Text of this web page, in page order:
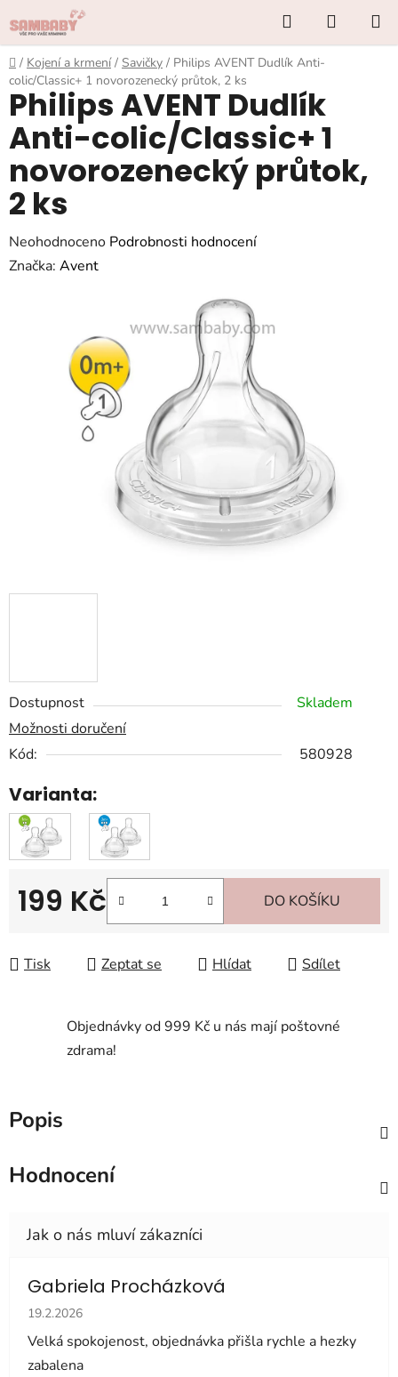
na
obsah
Hledat
KOŠÍK
Domů
/ Kojení a krmení / Savičky / Philips AVENT Dudlík Anti-
colic/Classic+ 1 novorozenecký průtok, 2 ks
Dostupnost
Skladem
Možnosti doručení
Kód:
580928
Varianta:
199 Kč DO KOŠÍKU
Tisk Zeptat se Hlídat Sdílet
Philips AVENT Dudlík
Anti-colic/Classic+ 1
novorozenecký průtok,
2 ks
Průměrné
hodnocení
Neohodnoceno Podrobnosti hodnocení
Značka: Avent
Objednávky od 999 Kč u nás mají poštovné
zdrama!
Popis
Hodnocení
Gabriela Procházková
Hodnocení obchodu je 5 z 5 hvězdiček.
19.2.2026
Velká spokojenost, objednávka přišla rychle a hezky
zabalena